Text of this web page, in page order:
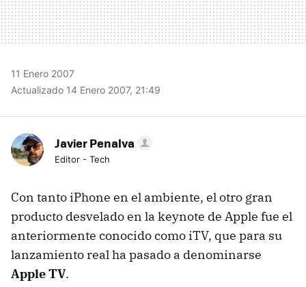
11 Enero 2007
Actualizado 14 Enero 2007, 21:49
Javier Penalva
Editor - Tech
Con tanto iPhone en el ambiente, el otro gran
producto desvelado en la keynote de Apple fue el
anteriormente conocido como iTV, que para su
lanzamiento real ha pasado a denominarse
Apple TV.